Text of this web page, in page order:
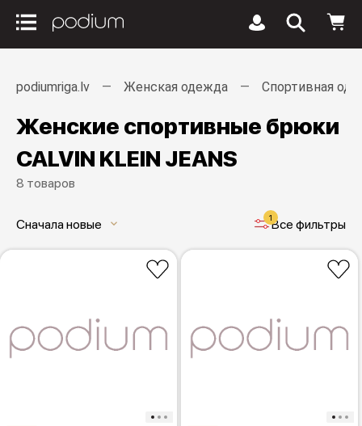
podiumriga.lv Женская одежда Спортивная
Женские спортивные брюки
CALVIN KLEIN JEANS
8 товаров
Сначала новые keyboard_arrow_down 1Все фильтры